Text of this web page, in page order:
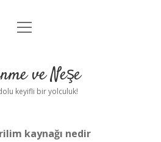
Anasayfa
Uyarı
menüyü
ve Neşe
keyifli bir yolculuk!
kaynağı nedir